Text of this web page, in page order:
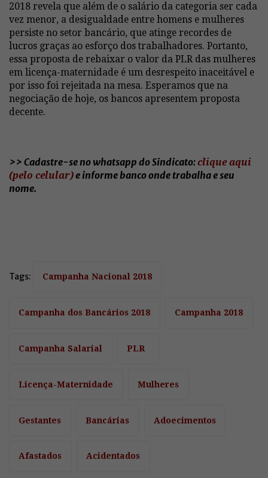
2018 revela que além de o salário da categoria ser cada
vez menor, a desigualdade entre homens e mulheres
persiste no setor bancário, que atinge recordes de
lucros graças ao esforço dos trabalhadores. Portanto,
essa proposta de rebaixar o valor da PLR das mulheres
em licença-maternidade é um desrespeito inaceitável e
por isso foi rejeitada na mesa. Esperamos que na
negociação de hoje, os bancos apresentem proposta
decente.
>> Cadastre-se no whatsapp do Sindicato:clique aqui
(pelo celular)e informe banco onde trabalha e seu
nome.
Tags: Campanha Nacional 2018
Campanha dos Bancários 2018 Campanha 2018
Campanha Salarial PLR
Licença-Maternidade Mulheres
Gestantes Bancárias Adoecimentos
Afastados Acidentados